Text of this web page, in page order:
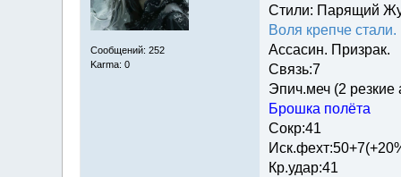
Сообщений: 252
Karma: 0
Стили: Парящий
Воля крепче
Ассасин. Призрак.
Связь:7
Эпич.меч (2 резкие
Брошка полёта
Сокр:41
Кр.удар:41